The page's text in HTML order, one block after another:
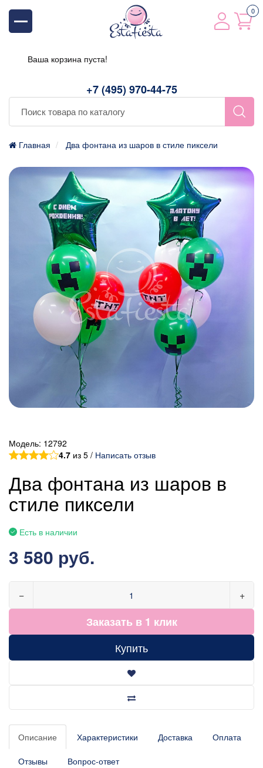
+7 (495) 970-44-75
0
Ваша корзина пуста!
Главная Два фонтана из шаров в стиле пиксели
Модель: 12792
4.7 из 5 / Написать отзыв
Два фонтана из шаров в
стиле пиксели
Есть в наличии
3 580 руб.
− +
Заказать в 1 клик
Купить
Описание Характеристики Доставка Оплата
Отзывы Вопрос-ответ